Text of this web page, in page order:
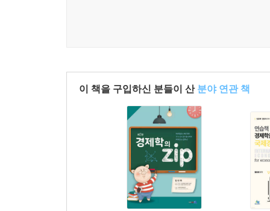
Unit 02. 상경통합 경제학 모의고사 2회
Unit 04. 단일전공 경제학 모의고사 2회
이 책을 구입하신 분들이 산 분야 연관 책